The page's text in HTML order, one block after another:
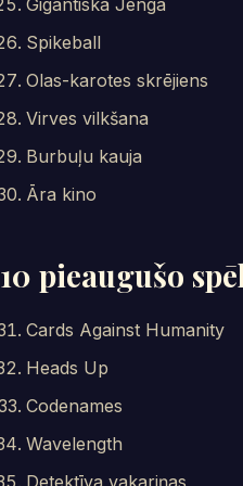
Gigantiskā Jenga
Spikeball
Olas-karotes skrējiens
Virves vilkšana
Burbuļu kauja
Āra kino
10 pieaugušo
Cards Against Humanity
Heads Up
Codenames
Wavelength
Detektīva vakariņas